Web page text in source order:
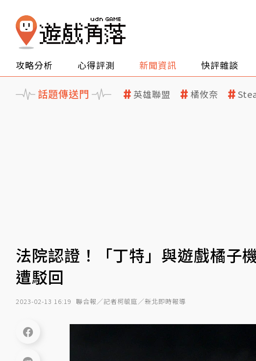
攻略分析 心得評測 新聞資訊 快評雜談
話題傳送門 英雄聯盟 橘攸奈
法院認證！「丁特」與遊戲橘子
遭駁回
2023-02-13 16:19 聯合報／記者柯毓庭／新北即時報導